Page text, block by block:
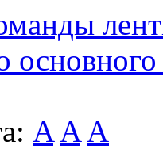
основного
A A A